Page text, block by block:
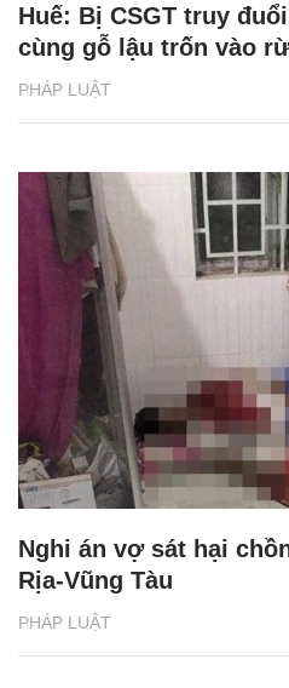
PHÁP LUẬT
Huế: Bị CSGT truy
cùng gỗ lậu trốn vào
PHÁP LUẬT
Nghi án vợ sát hại
Rịa-Vũng Tàu